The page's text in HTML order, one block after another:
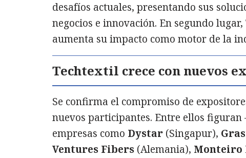
desafíos actuales, presentando sus
negocios e innovación. En segundo
aumenta su impacto como motor de la
Techtextil crece con nuevos
Se confirma el compromiso de
nuevos participantes. Entre ellos
empresas como Dystar(Singapur),
Ventures Fibers(Alemania), Monteiro